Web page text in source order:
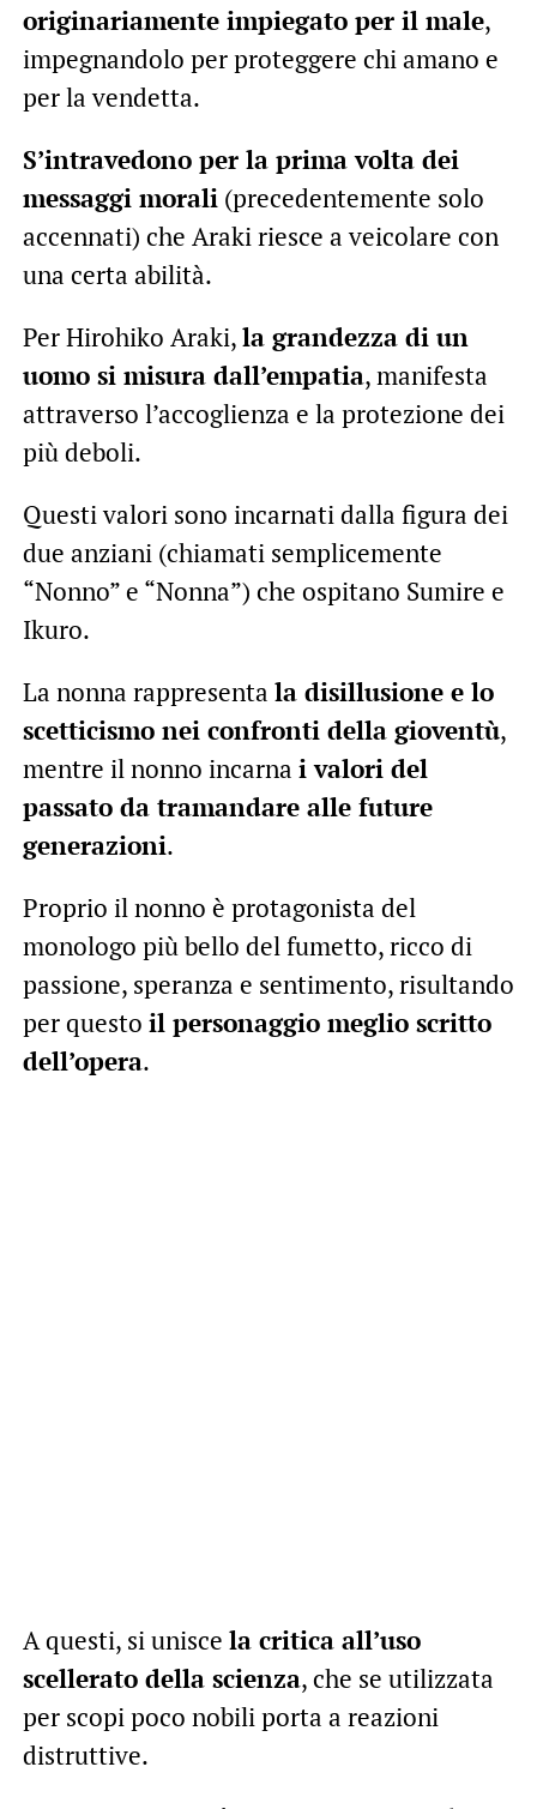
originariamente impiegato per il male,
impegnandolo per proteggere chi amano e
per la vendetta.
S’intravedono per la prima volta dei
messaggi morali(precedentemente solo
accennati) che Araki riesce a veicolare con
una certa abilità.
Per Hirohiko Araki,la grandezza di un
uomo si misura dall’empatia, manifesta
attraverso l’accoglienza e la protezione dei
più deboli.
Questi valori sono incarnati dalla figura dei
due anziani (chiamati semplicemente
“Nonno” e “Nonna”) che ospitano Sumire e
Ikuro.
La nonna rappresenta la disillusione e lo
scetticismo nei confronti della gioventù,
mentre il nonno incarna i valori del
passato da tramandare alle future
generazioni.
Proprio il nonno è protagonista del
monologo più bello del fumetto, ricco di
passione, speranza e sentimento, risultando
per questo il personaggio meglio scritto
dell’opera.
A questi, si unisce la critica all’uso
scellerato della scienza, che se utilizzata
per scopi poco nobili porta a reazioni
distruttive.